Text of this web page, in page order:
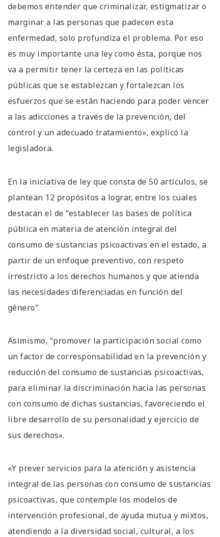
debemos entender que criminalizar, estigmatizar o
marginar a las personas que padecen esta
enfermedad, solo profundiza el problema. Por eso
es muy importante una ley como ésta, porque nos
va a permitir tener la certeza en las políticas
públicas que se establezcan y fortalezcan los
esfuerzos que se están haciendo para poder vencer
a las adicciones a través de la prevención, del
control y un adecuado tratamiento», explicó la
legisladora.
En la iniciativa de ley que consta de 50 artículos, se
plantean 12 propósitos a lograr, entre los cuales
destacan el de “establecer las bases de política
pública en materia de atención integral del
consumo de sustancias psicoactivas en el estado, a
partir de un enfoque preventivo, con respeto
irrestricto a los derechos humanos y que atienda
las necesidades diferenciadas en función del
género”.
Asimismo, “promover la participación social como
un factor de corresponsabilidad en la prevención y
reducción del consumo de sustancias psicoactivas,
para eliminar la discriminación hacia las personas
con consumo de dichas sustancias, favoreciendo el
libre desarrollo de su personalidad y ejercicio de
sus derechos».
«Y prever servicios para la atención y asistencia
integral de las personas con consumo de sustancias
psicoactivas, que contemple los modelos de
intervención profesional, de ayuda mutua y mixtos,
atendiendo a la diversidad social, cultural, a los